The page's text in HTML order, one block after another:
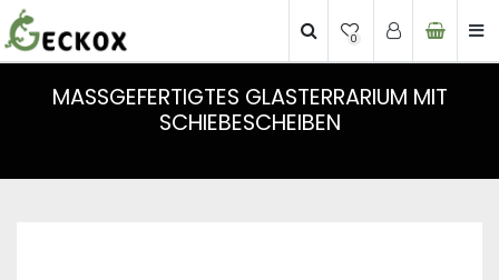
0
MASSGEFERTIGTES GLASTERRARIUM MIT S
CHIEBESCHEIBEN